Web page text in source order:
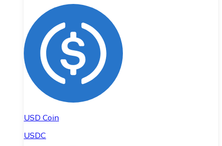
USD Coin
USDC